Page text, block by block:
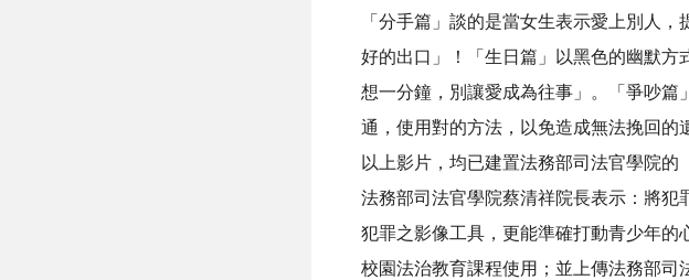
「分手篇」談的是當女生表示愛上別人
好的出口」！「生日篇」以黑色的幽默
想一分鐘，別讓愛成為往事」。「爭吵
通，使用對的方法，以免造成無法挽回的
以上影片，均已建置法務部司法官學院的
法務部司法官學院蔡清祥院長表示：將
犯罪之影像工具，更能準確打動青少年
校園法治教育課程使用；並上傳法務部